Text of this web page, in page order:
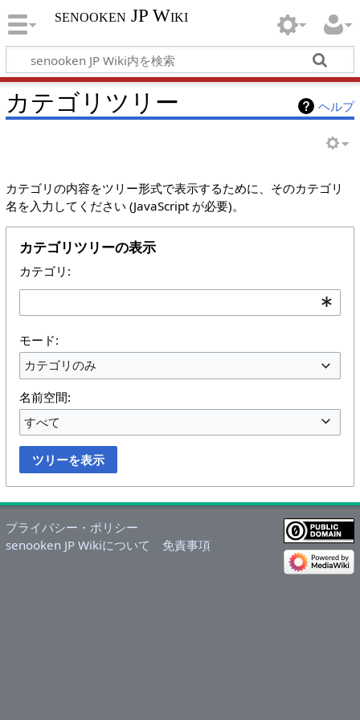
senooken JP Wiki
ヘルプ
カテゴリツリー
カテゴリの内容をツリー形式で表示するために、そのカテゴリ
名を入力してください (JavaScript が必要)。
カテゴリツリーの表示
カテゴリ:
モード:
カテゴリのみ
名前空間:
すべて
ツリーを表示
プライバシー・ポリシー
senooken JP Wikiについて
免責事項